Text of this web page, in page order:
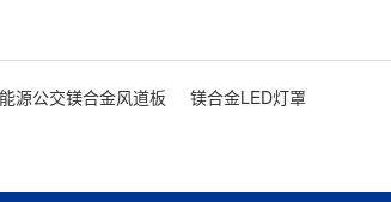
源公交镁合金风道板 镁合金LED灯罩